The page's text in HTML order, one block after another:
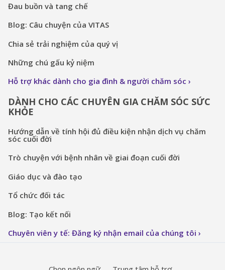
Đau buồn và tang chế
Blog: Câu chuyện của VITAS
Chia sẻ trải nghiệm của quý vị
Những chú gấu kỷ niệm
Hỗ trợ khác dành cho gia đình & người chăm sóc
DÀNH CHO CÁC CHUYÊN GIA CHĂM SÓC SỨC
KHỎE
Hướng dẫn về tính hội đủ điều kiện nhận dịch vụ chăm
sóc cuối đời
Trò chuyện với bệnh nhân về giai đoạn cuối đời
Giáo dục và đào tạo
Tổ chức đối tác
Blog: Tạo kết nối
Chuyên viên y tế: Đăng ký nhận email của chúng tôi